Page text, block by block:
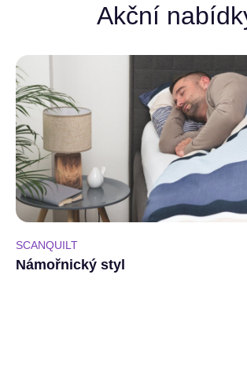
Akční
SCANQUILT
Námořnický styl